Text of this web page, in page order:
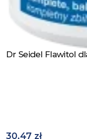
Zobacz produkt
Dr Seidel Flawitol
30,47 zł